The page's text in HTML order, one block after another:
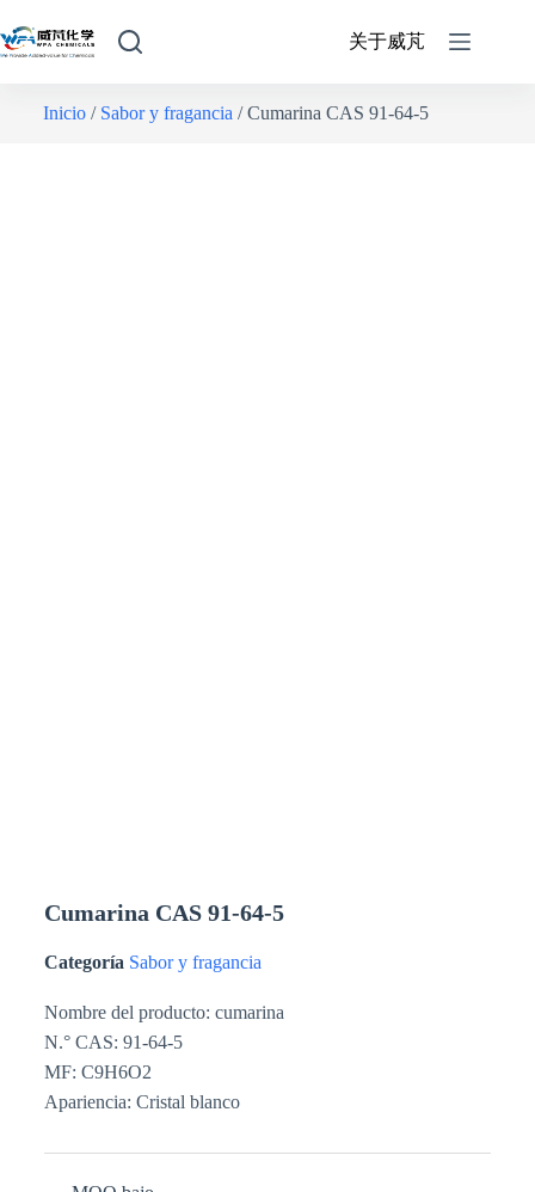
关于威芃
Inicio/ Sabor y fragancia / Cumarina CAS 91-64-5
Cumarina CAS 91-64-5
Categoría Sabor y fragancia
Nombre del producto: cumarina
N.° CAS: 91-64-5
MF: C9H6O2
Apariencia: Cristal blanco